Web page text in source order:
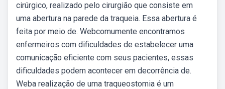
cirúrgico, realizado pelo cirurgião que consiste em
uma abertura na parede da traqueia. Essa abertura é
feita por meio de. Webcomumente encontramos
enfermeiros com dificuldades de estabelecer uma
comunicação eficiente com seus pacientes, essas
dificuldades podem acontecer em decorrência de.
Weba realização de uma traqueostomia é um